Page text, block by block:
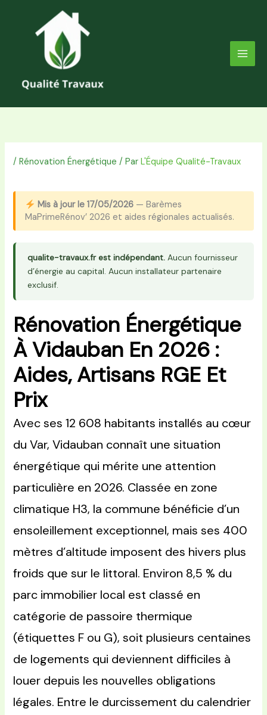
/Rénovation Énergétique / ParL'Équipe Qualité-Travaux
Mis à jour le 17/05/2026 — Barèmes
MaPrimeRénov’ 2026 et aides régionales actualisés.
qualite-travaux.fr est indépendant. Aucun fournisseur
d’énergie au capital. Aucun installateur partenaire
exclusif.
Rénovation Énergétique
À Vidauban En 2026 :
Aides, Artisans RGE Et
Prix
Avec ses 12 608 habitants installés au cœur
du Var, Vidauban connaît une situation
énergétique qui mérite une attention
particulière en 2026. Classée en zone
climatique H3, la commune bénéficie d’un
ensoleillement exceptionnel, mais ses 400
mètres d’altitude imposent des hivers plus
froids que sur le littoral. Environ 8,5 % du
parc immobilier local est classé en
catégorie de passoire thermique
(étiquettes F ou G), soit plusieurs centaines
de logements qui deviennent difficiles à
louer depuis les nouvelles obligations
légales. Entre le durcissement du calendrier